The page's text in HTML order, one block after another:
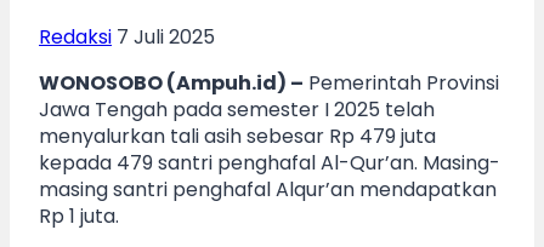
Redaksi 7 Juli 2025
WONOSOBO (Ampuh.id) – Pemerintah Provinsi
Jawa Tengah pada semester I 2025 telah
menyalurkan tali asih sebesar Rp 479 juta
kepada 479 santri penghafal Al-Qur’an. Masing-
masing santri penghafal Alqur’an mendapatkan
Rp 1 juta.